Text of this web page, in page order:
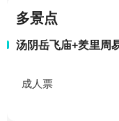
多景点
汤阴岳飞庙+羑里周
成人票